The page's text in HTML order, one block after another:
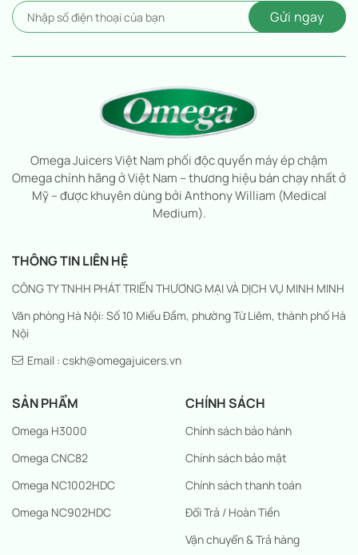
Omega Juicers Việt Nam phối độc quyền máy ép chậm
Omega chính hãng ở Việt Nam – thương hiệu bán chạy nhất ở
Mỹ – được khuyên dùng bởi Anthony William (Medical
Medium).
THÔNG TIN LIÊN HỆ
CÔNG TY TNHH PHÁT TRIỂN THƯƠNG MẠI VÀ DỊCH VỤ MINH MINH
Văn phòng Hà Nội: Số 10 Miếu Đầm, phường Từ Liêm, thành phố Hà
Nội
Email : cskh@omegajuicers.vn
SẢN PHẨM
Omega H3000
Omega CNC82
Omega NC1002HDC
Omega NC902HDC
CHÍNH SÁCH
Chính sách bảo hành
Chính sách bảo mật
Chính sách thanh toán
Đổi Trả / Hoàn Tiền
Vận chuyển & Trả hàng